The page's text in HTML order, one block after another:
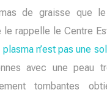
de graisse que
le rappelle le Centre
n’est pas une
avec une peau
tombantes